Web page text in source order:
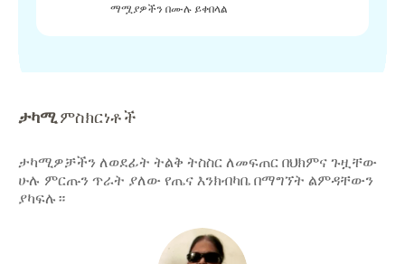
ማሟያዎችን በሙሉ ይቀበላል
ታካሚምስክርነቶች
ታካሚዎቻችን ለወደፊት ትልቅ ትስስር ለመፍጠር በህክምና ጉዟቸው
ሁሉ ምርጡን ጥራት ያለው የጤና እንክብካቤ በማግኘት ልምዳቸውን
ያካፍሉ።